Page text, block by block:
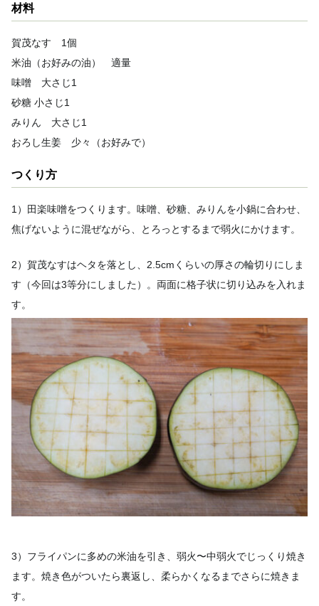
材料
賀茂なす 1個
米油（お好みの油） 適量
味噌 大さじ1
砂糖 小さじ1
みりん 大さじ1
おろし生姜 少々（お好みで）
つくり方
1）田楽味噌をつくります。味噌、砂糖、みりんを小鍋に合わせ、
焦げないように混ぜながら、とろっとするまで弱火にかけます。
2）賀茂なすはヘタを落とし、2.5cmくらいの厚さの輪切りにしま
す（今回は3等分にしました）。両面に格子状に切り込みを入れま
す。
3）フライパンに多めの米油を引き、弱火〜中弱火でじっくり焼き
ます。焼き色がついたら裏返し、柔らかくなるまでさらに焼きま
す。